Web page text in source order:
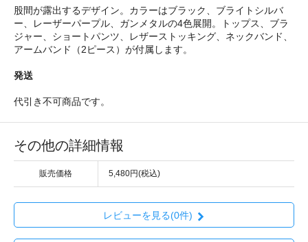
股間が露出するデザイン。カラーはブラック、ブライトシルバ
ー、レーザーパープル、ガンメタルの4色展開。トップス、ブラ
ジャー、ショートパンツ、レザーストッキング、ネックバンド、
アームバンド（2ピース）が付属します。
発送
代引き不可商品です。
その他の詳細情報
販売価格 5,480円(税込)
レビューを見る(0件)